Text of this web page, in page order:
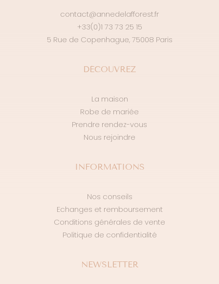
contact@annedelafforest.fr
+33(0)1 73 73 25 15
5 Rue de Copenhague, 75008 Paris
DÉCOUVREZ
La maison
Robe de mariée
Prendre rendez-vous
Nous rejoindre
INFORMATIONS
Nos conseils
Echanges et remboursement
Conditions générales de vente
Politique de confidentialité
NEWSLETTER